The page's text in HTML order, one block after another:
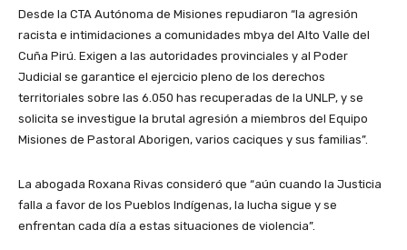
Desde la CTA Autónoma de Misiones repudiaron “la agresión
racista e intimidaciones a comunidades mbya del Alto Valle del
Cuña Pirú. Exigen a las autoridades provinciales y al Poder
Judicial se garantice el ejercicio pleno de los derechos
territoriales sobre las 6.050 has recuperadas de la UNLP, y se
solicita se investigue la brutal agresión a miembros del Equipo
Misiones de Pastoral Aborigen, varios caciques y sus familias”.
La abogada Roxana Rivas consideró que “aún cuando la Justicia
falla a favor de los Pueblos Indígenas, la lucha sigue y se
enfrentan cada día a estas situaciones de violencia”.